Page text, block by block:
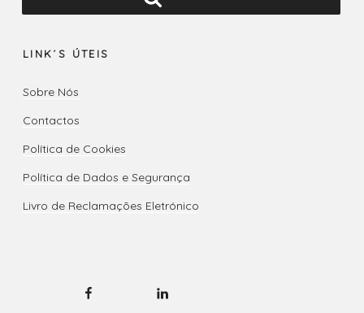
LINK´S ÚTEIS
Sobre Nós
Contactos
Política de Cookies
Política de Dados e Segurança
Livro de Reclamações Eletrónico